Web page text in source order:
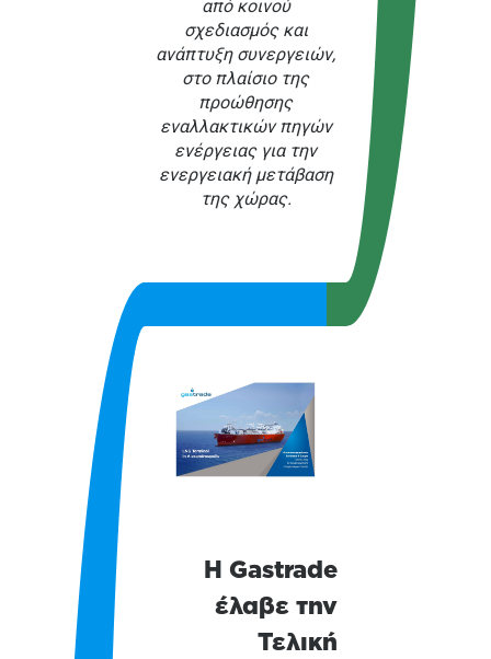
από κοινού
σχεδιασμός και
ανάπτυξη συνεργειών,
στο πλαίσιο της
προώθησης
εναλλακτικών πηγών
ενέργειας για την
ενεργειακή μετάβαση
της χώρας.
Η Gastrade
έλαβε την
Τελική